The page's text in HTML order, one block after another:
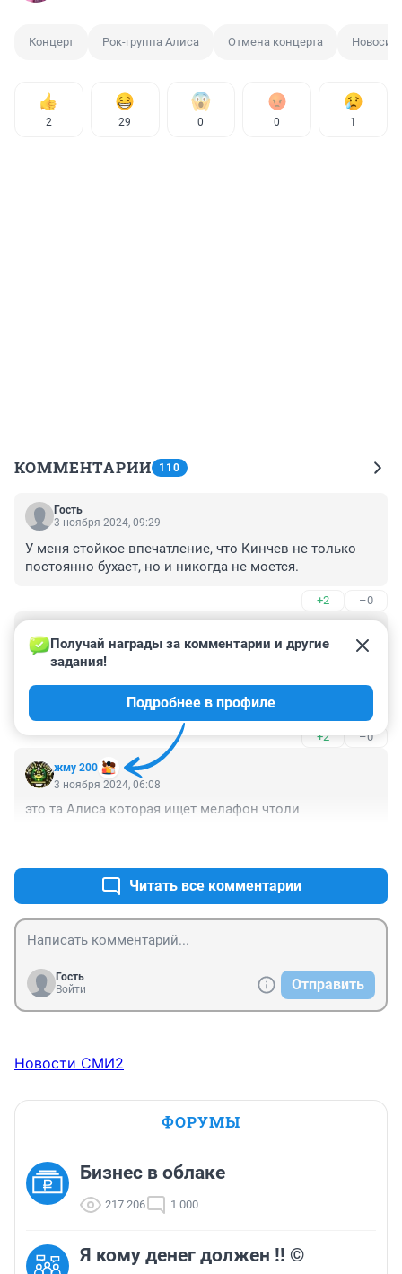
Концерт Рок-группа Алиса Отмена концерта
2 29 0 0 1
КОММЕНТАРИИ 110
Гость
3 ноября 2024, 09:29
У меня стойкое впечатление, что Кинчев не только
постоянно бухает, но и никогда не моется.
+2 –0
3 ноября 2024, 07:48
Ну, название альбома, прямо скажу, неудачное.
Назвали бы "Айда", возражений было бы меньше.
Лично я из "Алисы" знаю и помню только "Веретено",
хорошая вещь.
+2 –0
жму 200
Получай награды за комментарии и другие
задания!
Подробнее в профиле
3 ноября 2024, 06:08
это та Алиса которая ищет мелафон чтоли
Читать все комментарии
Гость
Войти
Отправить
Новости СМИ2
ФОРУМЫ
Бизнес в облаке
217 206 1 000
Я кому денег должен !! ©